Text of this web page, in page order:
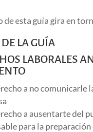
de esta guía gira en
DE LA GUÍA
LABORALES
a no comunicarle
a ausentarte del
para la